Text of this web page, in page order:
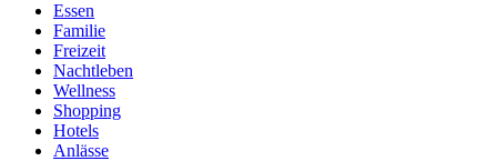
Essen
Familie
Freizeit
Nachtleben
Wellness
Shopping
Hotels
Anlässe